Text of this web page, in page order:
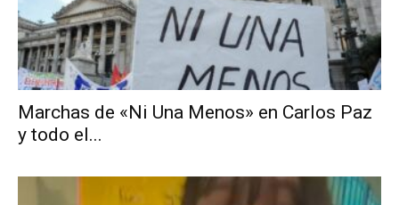
Marchas de «Ni Una Menos» en Carlos Paz
y todo el...